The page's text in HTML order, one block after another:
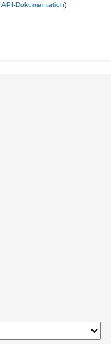
API-Dokumentation)